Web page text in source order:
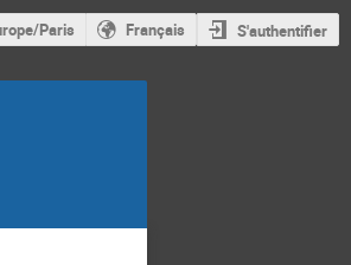
Paris Français S'authentifier